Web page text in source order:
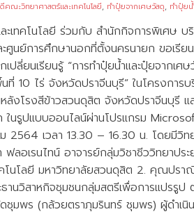
ณะวิทยาศาสตร์และเทคโนโลยี, ทำปุ๋ยจากเศษวัสดุ, ทำปุ๋ยน้
ะเทคโนโลยี ร่วมกับ สำนักกิจการพิเศษ บ
ศูนย์การศึกษานอกที่ตั้งนครนายก ขอเรีย
เปลี่ยนเรียนรู้ “การทำปุ๋ยน้ำและปุ๋ยจากเศ
ที่ 10 ไร่ จังหวัดปราจีนบุรี” ในโครงการ
ลังโรงสีข้าวสวนดุสิต จังหวัดปราจีนบุรี แ
นรูปแบบออนไลน์ผ่านโปรแกรม
2564 เวลา 13.30 – 16.30 น. โดยมีวิ
ลอเรนไทน์ อาจารย์กลุ่มวิชาชีววิทยาปร
คโนโลยี มหาวิทยาลัยสวนดุสิต 2. คุณปร
านวิสาหกิจชุมชนกลุ่มสตรีเพื่อการแปรรูป
ชุมพร (กล้วยตราภุมรินทร์ ชุมพร) ผู้ดำเนิ